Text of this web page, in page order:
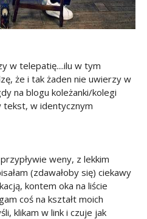
w telepatię....ilu w tym
że i tak żaden nie uwierzy w
na blogu koleżanki/kolegi
tekst, w identycznym
weny, z lekkim
(zdawałoby się) ciekawy
kontem oka na liście
coś na kształt moich
klikam w link i czuje jak